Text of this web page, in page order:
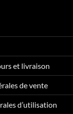
et livraison
de vente
d’utilisation